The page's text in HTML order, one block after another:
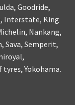
Goodride,
Interstate, King
Nankang,
Sava, Semperit,
Yokohama.